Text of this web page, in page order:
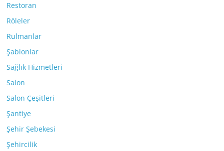
Restoran
Röleler
Rulmanlar
Şablonlar
Sağlık Hizmetleri
Salon
Salon Çeşitleri
Şantiye
Şehir Şebekesi
Şehircilik